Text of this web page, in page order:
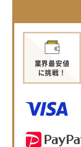
業界最安値
に挑戦！